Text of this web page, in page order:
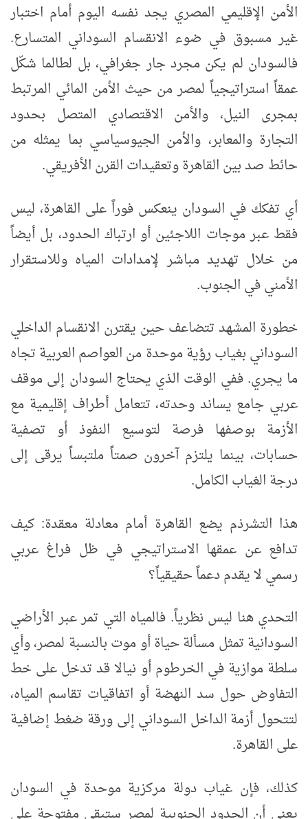
الأمن الإقليمي المصري يجد نفسه اليوم أمام اختبار
غير مسبوق في ضوء الانقسام السوداني المتسارع.
فالسودان لم يكن مجرد جار جغرافي، بل لطالما شكّل
عمقاً استراتيجياً لمصر من حيث الأمن المائي المرتبط
بمجرى النيل، والأمن الاقتصادي المتصل بحدود
التجارة والمعابر، والأمن الجيوسياسي بما يمثله من
حائط صد بين القاهرة وتعقيدات القرن الأفريقي.
أي تفكك في السودان ينعكس فوراً على القاهرة، ليس
فقط عبر موجات اللاجئين أو ارتباك الحدود، بل أيضاً
من خلال تهديد مباشر لإمدادات المياه وللاستقرار
الأمني في الجنوب.
خطورة المشهد تتضاعف حين يقترن الانقسام الداخلي
السوداني بغياب رؤية موحدة من العواصم العربية تجاه
ما يجري. ففي الوقت الذي يحتاج السودان إلى موقف
عربي جامع يساند وحدته، تتعامل أطراف إقليمية مع
الأزمة بوصفها فرصة لتوسيع النفوذ أو تصفية
حسابات، بينما يلتزم آخرون صمتاً ملتبساً يرقى إلى
درجة الغياب الكامل.
هذا التشرذم يضع القاهرة أمام معادلة معقدة: كيف
تدافع عن عمقها الاستراتيجي في ظل فراغ عربي
رسمي لا يقدم دعماً حقيقياً؟
التحدي هنا ليس نظرياً. فالمياه التي تمر عبر الأراضي
السودانية تمثل مسألة حياة أو موت بالنسبة لمصر، وأي
سلطة موازية في الخرطوم أو نيالا قد تدخل على خط
التفاوض حول سد النهضة أو اتفاقيات تقاسم المياه،
لتتحول أزمة الداخل السوداني إلى ورقة ضغط إضافية
على القاهرة.
كذلك، فإن غياب دولة مركزية موحدة في السودان